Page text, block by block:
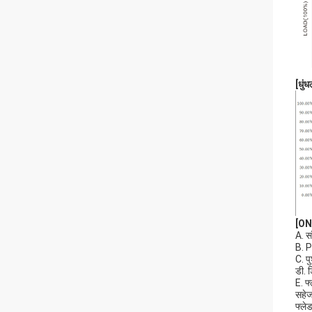
A.
B.
C.
डी.
E.
फ्लेड